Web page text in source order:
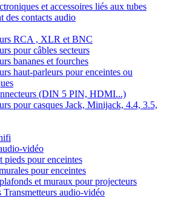
et accessoires liés aux tubes
des contacts audio
RCA , XLR et BNC
pour câbles secteurs
bananes et fourches
haut-parleurs pour enceintes ou
(DIN 5 PIN, HDMI...)
pour casques Jack, Minijack, 4.4, 3.5,
vidéo
pieds pour enceintes
pour enceintes
et muraux pour projecteurs
Transmetteurs audio-vidéo